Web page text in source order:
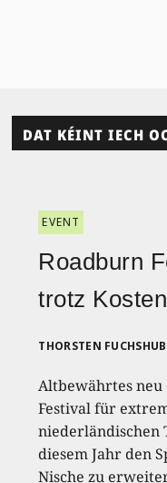
DAT KÉINT IECH
EVENT
Roadburn
trotz
THORSTEN
Altbewährtes neu
Festival für
niederländischen
diesem Jahr den
Nische zu